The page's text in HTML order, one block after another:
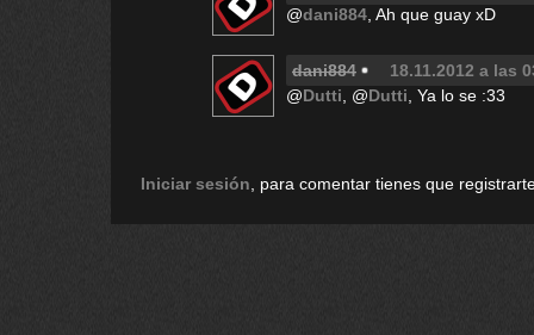
@dani884 , Ah que guay xD
dani884
18.11.2012 a las
@Dutti , @Dutti , Ya lo se :33
Iniciar sesión , para comentar tienes que